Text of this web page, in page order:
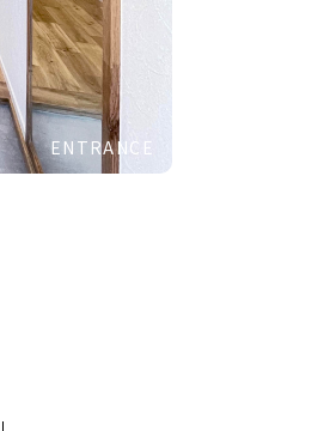
ENTRANCE